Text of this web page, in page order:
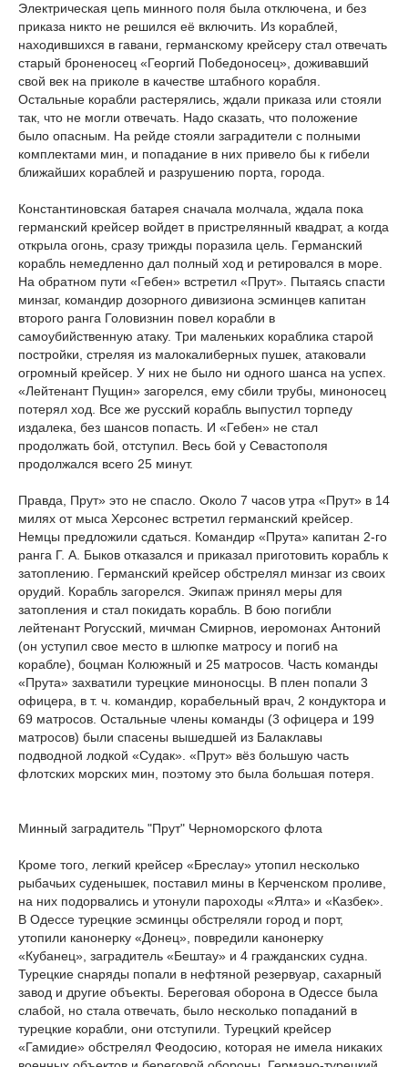
Электрическая цепь минного поля была отключена, и без
приказа никто не решился её включить. Из кораблей,
находившихся в гавани, германскому крейсеру стал отвечать
старый броненосец «Георгий Победоносец», доживавший
свой век на приколе в качестве штабного корабля.
Остальные корабли растерялись, ждали приказа или стояли
так, что не могли отвечать. Надо сказать, что положение
было опасным. На рейде стояли заградители с полными
комплектами мин, и попадание в них привело бы к гибели
ближайших кораблей и разрушению порта, города.
Константиновская батарея сначала молчала, ждала пока
германский крейсер войдет в пристрелянный квадрат, а когда
открыла огонь, сразу трижды поразила цель. Германский
корабль немедленно дал полный ход и ретировался в море.
На обратном пути «Гебен» встретил «Прут». Пытаясь спасти
минзаг, командир дозорного дивизиона эсминцев капитан
второго ранга Головизнин повел корабли в
самоубийственную атаку. Три маленьких кораблика старой
постройки, стреляя из малокалиберных пушек, атаковали
огромный крейсер. У них не было ни одного шанса на успех.
«Лейтенант Пущин» загорелся, ему сбили трубы, миноносец
потерял ход. Все же русский корабль выпустил торпеду
издалека, без шансов попасть. И «Гебен» не стал
продолжать бой, отступил. Весь бой у Севастополя
продолжался всего 25 минут.
Правда, Прут» это не спасло. Около 7 часов утра «Прут» в 14
милях от мыса Херсонес встретил германский крейсер.
Немцы предложили сдаться. Командир «Прута» капитан 2-го
ранга Г. А. Быков отказался и приказал приготовить корабль к
затоплению. Германский крейсер обстрелял минзаг из своих
орудий. Корабль загорелся. Экипаж принял меры для
затопления и стал покидать корабль. В бою погибли
лейтенант Рогусский, мичман Смирнов, иеромонах Антоний
(он уступил свое место в шлюпке матросу и погиб на
корабле), боцман Колюжный и 25 матросов. Часть команды
«Прута» захватили турецкие миноносцы. В плен попали 3
офицера, в т. ч. командир, корабельный врач, 2 кондуктора и
69 матросов. Остальные члены команды (3 офицера и 199
матросов) были спасены вышедшей из Балаклавы
подводной лодкой «Судак». «Прут» вёз большую часть
флотских морских мин, поэтому это была большая потеря.
Минный заградитель "Прут" Черноморского флота
Кроме того, легкий крейсер «Бреслау» утопил несколько
рыбачьих суденышек, поставил мины в Керченском проливе,
на них подорвались и утонули пароходы «Ялта» и «Казбек».
В Одессе турецкие эсминцы обстреляли город и порт,
утопили канонерку «Донец», повредили канонерку
«Кубанец», заградитель «Бештау» и 4 гражданских судна.
Турецкие снаряды попали в нефтяной резервуар, сахарный
завод и другие объекты. Береговая оборона в Одессе была
слабой, но стала отвечать, было несколько попаданий в
турецкие корабли, они отступили. Турецкий крейсер
«Гамидие» обстрелял Феодосию, которая не имела никаких